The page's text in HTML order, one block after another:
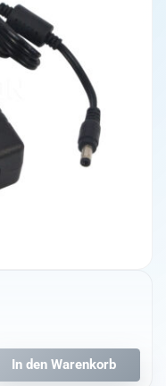
In den Warenkorb